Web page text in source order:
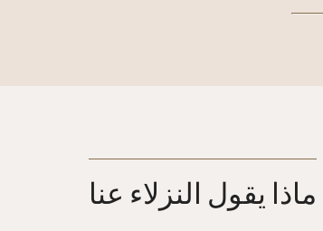
ماذا يقول النزلاء عنا